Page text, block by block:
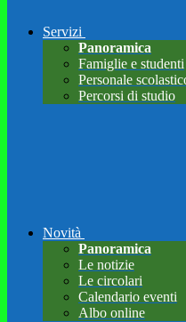
Servizi
Panoramica
Famiglie e studenti
Personale
Percorsi di studio
Novità
Panoramica
Le notizie
Le circolari
Calendario eventi
Albo online